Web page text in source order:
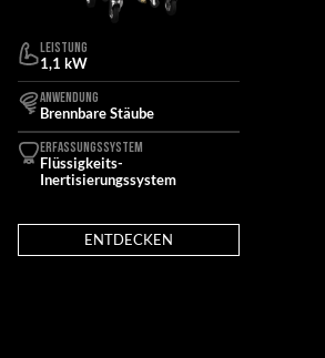
LEISTUNG
1,1 kW
ANWENDUNG
Brennbare Stäube
ERFASSUNGSSYSTEM
Flüssigkeits-
Inertisierungssystem
ENTDECKEN